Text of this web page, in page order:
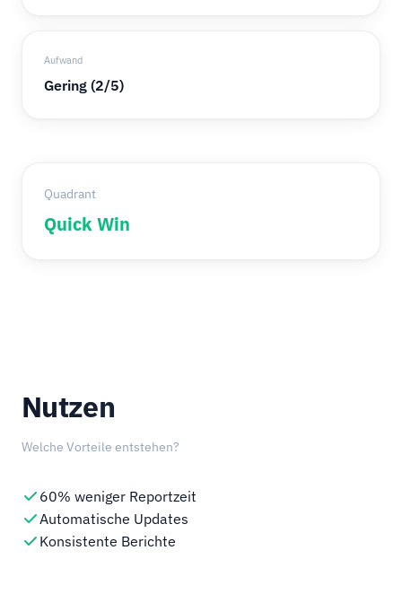
Aufwand
Gering (2/5)
Quadrant
Quick Win
Nutzen
Welche Vorteile entstehen?
60% weniger Reportzeit
Automatische Updates
Konsistente Berichte